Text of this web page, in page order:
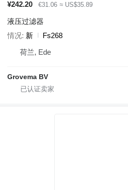
¥242.20
€31.06 ≈ US$35.89
液压过滤器
情况 新
Fs268
荷兰, Ede
Grovema BV